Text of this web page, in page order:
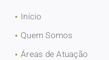
Início
Quem Somos
Áreas de Atuação